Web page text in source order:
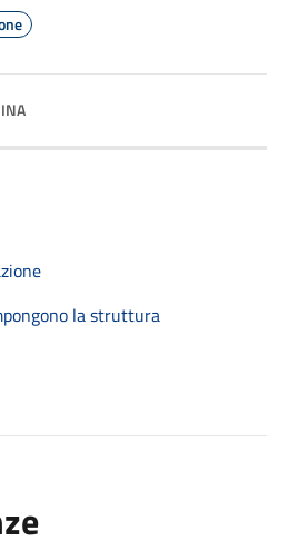
la struttura